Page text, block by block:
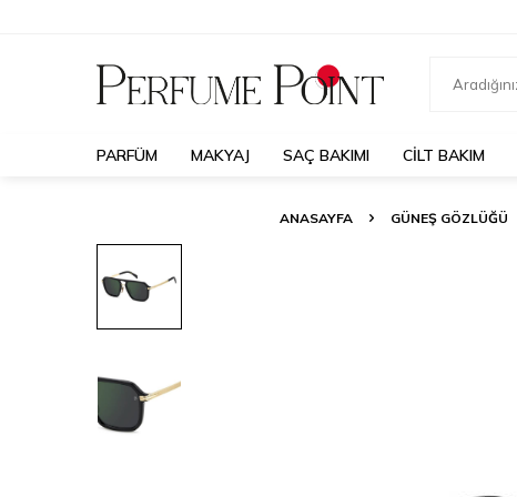
PARFÜM MAKYAJ SAÇ BAKIMI CILT BAKIM
ANASAYFA GÜNEŞ GÖZLÜĞÜ